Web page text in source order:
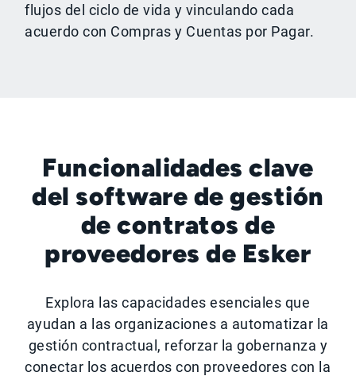
flujos del ciclo de vida y vinculando cada
acuerdo con Compras y Cuentas por Pagar.
Funcionalidades clave
del software de gestión
de contratos de
proveedores de Esker
Explora las capacidades esenciales que
ayudan a las organizaciones a automatizar la
gestión contractual, reforzar la gobernanza y
conectar los acuerdos con proveedores con la